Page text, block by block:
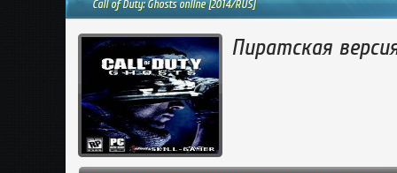
Call of Duty: Ghosts online [2014/RUS]
Пиратская